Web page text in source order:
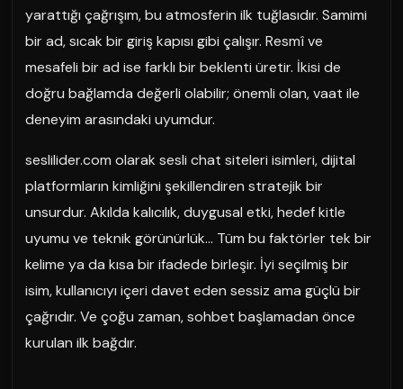
yarattığı çağrışım, bu atmosferin ilk tuğlasıdır. Samimi
bir ad, sıcak bir giriş kapısı gibi çalışır. Resmî ve
mesafeli bir ad ise farklı bir beklenti üretir. İkisi de
doğru bağlamda değerli olabilir; önemli olan, vaat ile
deneyim arasındaki uyumdur.
seslilider.com olarak sesli chat siteleri isimleri, dijital
platformların kimliğini şekillendiren stratejik bir
unsurdur. Akılda kalıcılık, duygusal etki, hedef kitle
uyumu ve teknik görünürlük… Tüm bu faktörler tek bir
kelime ya da kısa bir ifadede birleşir. İyi seçilmiş bir
isim, kullanıcıyı içeri davet eden sessiz ama güçlü bir
çağrıdır. Ve çoğu zaman, sohbet başlamadan önce
kurulan ilk bağdır.